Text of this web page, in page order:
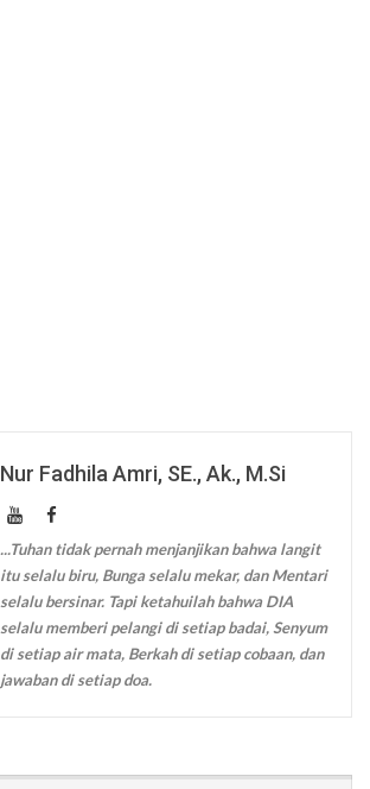
Nur Fadhila Amri, SE., Ak., M.Si
...Tuhan tidak pernah menjanjikan bahwa langit
itu selalu biru, Bunga selalu mekar, dan Mentari
selalu bersinar. Tapi ketahuilah bahwa DIA
selalu memberi pelangi di setiap badai, Senyum
di setiap air mata, Berkah di setiap cobaan, dan
jawaban di setiap doa.